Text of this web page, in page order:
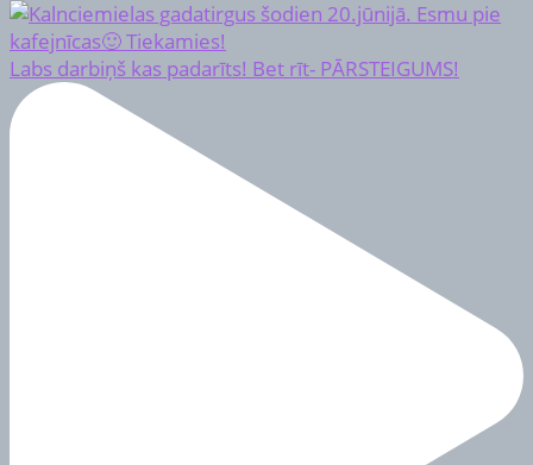
Labs darbiņš kas padarīts! Bet rīt- PĀRSTEIGUMS!